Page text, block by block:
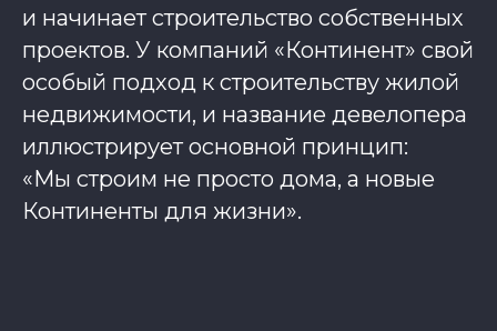
и начинает строительство собственных
проектов. У компаний «Континент» свой
особый подход к строительству жилой
недвижимости, и название девелопера
иллюстрирует основной принцип:
«Мы строим не просто дома, а новые
Континенты для жизни».